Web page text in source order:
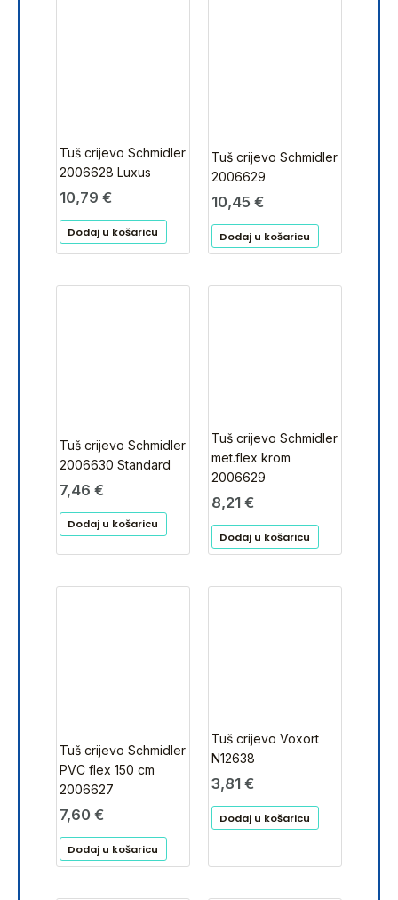
Tuš crijevo Schmidler
2006628 Luxus
10,79 €
Dodaj u košaricu
Tuš crijevo Schmidler
2006629
10,45 €
Dodaj u košaricu
Tuš crijevo Schmidler
2006630 Standard
7,46 €
Dodaj u košaricu
Tuš crijevo Schmidler
met.flex krom
2006629
8,21 €
Dodaj u košaricu
Tuš crijevo Schmidler
PVC flex 150 cm
2006627
7,60 €
Dodaj u košaricu
Tuš crijevo Voxort
N12638
3,81 €
Dodaj u košaricu